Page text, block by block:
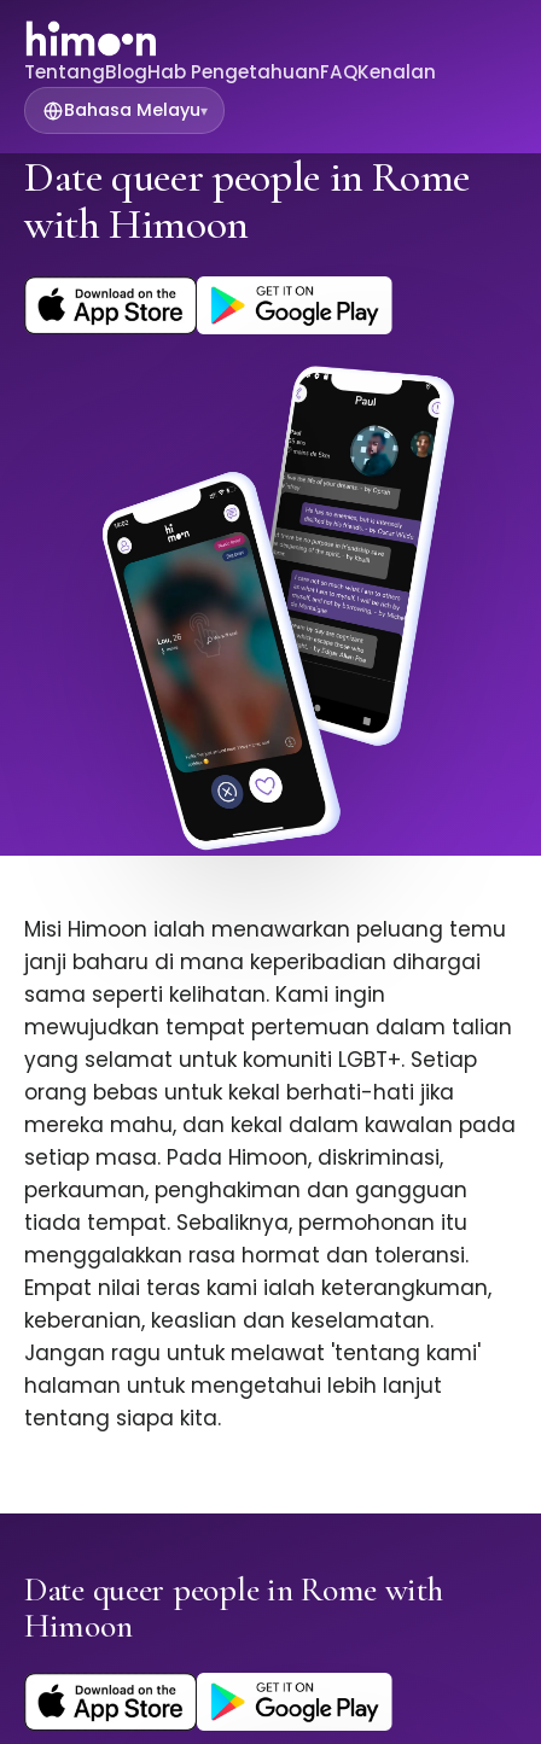
TentangBlogHab PengetahuanFAQKenalan
Bahasa Melayu▾
Date queer people in Rome
with Himoon
Misi Himoon ialah menawarkan peluang temu
janji baharu di mana keperibadian dihargai
sama seperti kelihatan. Kami ingin
mewujudkan tempat pertemuan dalam talian
yang selamat untuk komuniti LGBT+. Setiap
orang bebas untuk kekal berhati-hati jika
mereka mahu, dan kekal dalam kawalan pada
setiap masa. Pada Himoon, diskriminasi,
perkauman, penghakiman dan gangguan
tiada tempat. Sebaliknya, permohonan itu
menggalakkan rasa hormat dan toleransi.
Empat nilai teras kami ialah keterangkuman,
keberanian, keaslian dan keselamatan.
Jangan ragu untuk melawat 'tentang kami'
halaman untuk mengetahui lebih lanjut
tentang siapa kita.
Date queer people in Rome with
Himoon